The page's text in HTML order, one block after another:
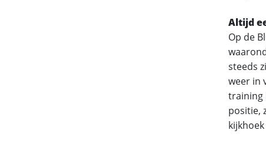
Altijd
Op de
steeds
weer in
training
positie,